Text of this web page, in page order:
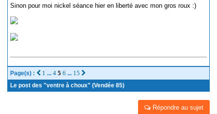
Sinon pour moi nickel séance hier en liberté avec mon gros roux :)
Page(s) : 1 ... 4 5 6 ... 15
Le post des "ventre à choux" (Vendée 85)
Répondre au sujet